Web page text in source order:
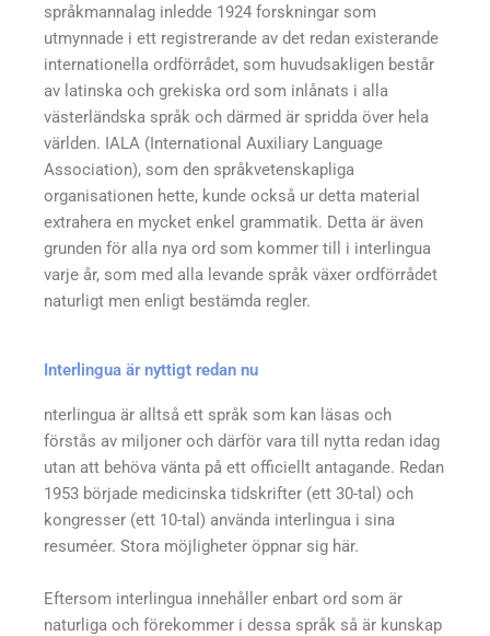
språkmannalag inledde 1924 forskningar som
utmynnade i ett registrerande av det redan existerande
internationella ordförrådet, som huvudsakligen består
av latinska och grekiska ord som inlånats i alla
västerländska språk och därmed är spridda över hela
världen. IALA (International Auxiliary Language
Association), som den språkvetenskapliga
organisationen hette, kunde också ur detta material
extrahera en mycket enkel grammatik. Detta är även
grunden för alla nya ord som kommer till i interlingua
varje år, som med alla levande språk växer ordförrådet
naturligt men enligt bestämda regler.
Interlingua är nyttigt redan nu
nterlingua är alltså ett språk som kan läsas och
förstås av miljoner och därför vara till nytta redan idag
utan att behöva vänta på ett officiellt antagande. Redan
1953 började medicinska tidskrifter (ett 30-tal) och
kongresser (ett 10-tal) använda interlingua i sina
resuméer. Stora möjligheter öppnar sig här.
Eftersom interlingua innehåller enbart ord som är
naturliga och förekommer i dessa språk så är kunskap